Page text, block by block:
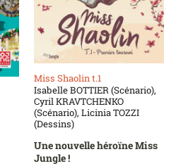
Miss Shaolin t.1
Isabelle BOTTIER (Scénario),
Cyril KRAVTCHENKO
(Scénario), Licinia TOZZI
(Dessins)
Une nouvelle héroïne Miss
Jungle !